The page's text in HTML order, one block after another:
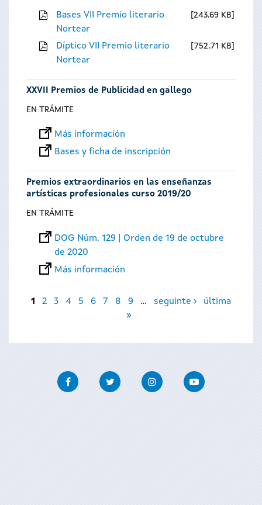
Bases VII Premio literario
Nortear
243.69 KB
Díptico VII Premio literario
Nortear
752.71 KB
XXVII Premios de Publicidad en gallego
EN TRÁMITE
Más información
Bases y ficha de inscripción
Premios extraordinarios en las enseñanzas
artísticas profesionales curso 2019/20
EN TRÁMITE
DOG Núm. 129 | Orden de 19 de octubre
de 2020
Más información
Páginas
1 2 3 4 5 6 7 8 9 … seguinte ›
última
»
FacebookTwitter InstagramYoutube